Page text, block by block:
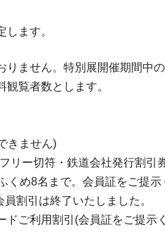
ます。
ません。特別展開催期間中
覧者数とします。
きません)
リー切符・鉄道会社発行割
くめ8名まで。会員証をご提示
割引は終了いたしました。
ドご利用割引(会員証をご提示